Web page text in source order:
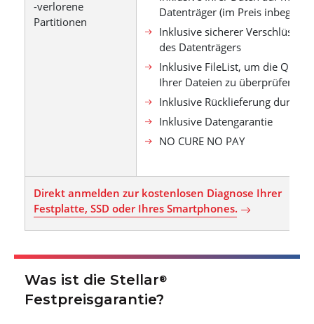
-verlorene
Partitionen
Datenträger (im Preis
Inklusive sicherer
des Datenträgers
Inklusive FileList, um die
Ihrer Dateien zu überprüfen.
Inklusive Rücklieferung durch
Inklusive Datengarantie
NO CURE NO PAY
Direkt anmelden zur kostenlosen Diagnose Ihrer
Festplatte, SSD oder Ihres Smartphones.
Was ist die Stellar®
Festpreisgarantie?